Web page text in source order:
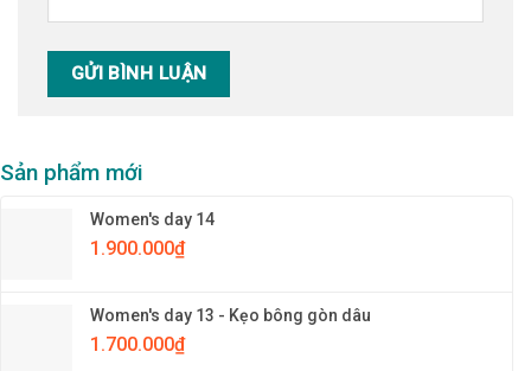
Sản phẩm mới
Women's day 14
1.900.000₫
Women's day 13 - Kẹo bông gòn dâu
1.700.000₫